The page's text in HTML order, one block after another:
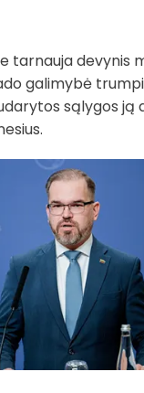
tarnauja devynis
galimybė
sąlygos ją